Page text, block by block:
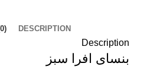
DESCRIPTION
Description
بنسای افرا سبز